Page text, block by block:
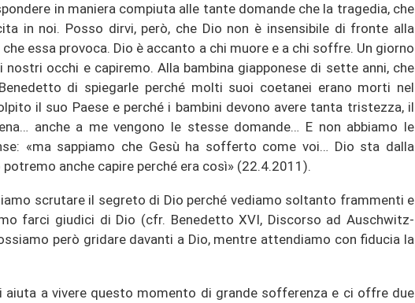
in maniera compiuta alle tante domande che la tragedia, che
in noi. Posso dirvi, però, che Dio non è insensibile di fronte alla
essa provoca. Dio è accanto a chi muore e a chi soffre. Un giorno
nostri occhi e capiremo. Alla bambina giapponese di sette anni, che
di spiegarle perché molti suoi coetanei erano morti nel
il suo Paese e perché i bambini devono avere tanta tristezza, il
anche a me vengono le stesse domande… E non abbiamo le
«ma sappiamo che Gesù ha sofferto come voi… Dio sta dalla
anche capire perché era così» (22.4.2011).
scrutare il segreto di Dio perché vediamo soltanto frammenti e
farci giudici di Dio (cfr. Benedetto XVI, Discorso ad Auschwitz-
però gridare davanti a Dio, mentre attendiamo con fiducia la
aiuta a vivere questo momento di grande sofferenza e ci offre due